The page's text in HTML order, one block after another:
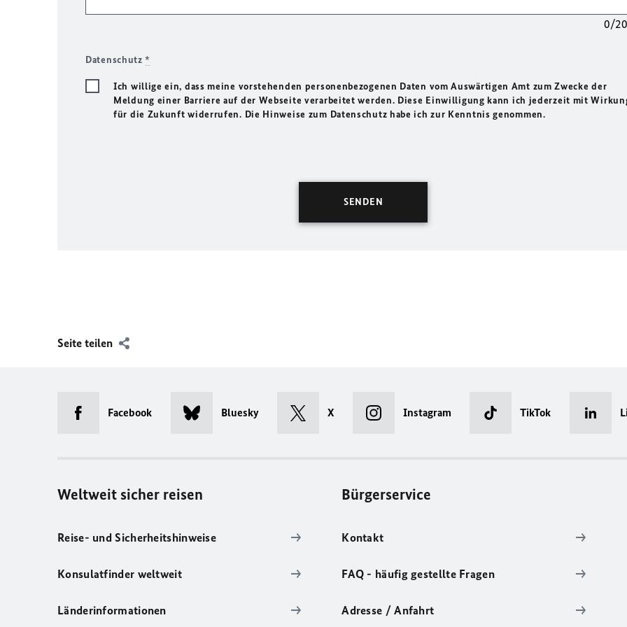
0/
Datenschutz*
Ich willige ein, dass meine vorstehenden personenbezogenen Daten vom Auswärtigen Amt zum Zwecke der
Meldung einer Barriere auf der Webseite verarbeitet werden. Diese Einwilligung kann ich jederzeit mit
für die Zukunft widerrufen. Die Hinweise zum Datenschutz habe ich zur Kenntnis genommen.
Seite teilen
Facebook Bluesky X Instagram TikTok
Weltweit sicher reisen
Reise- und Sicherheitshinweise
Konsulatfinder weltweit
Länderinformationen
Bürgerservice
Kontakt
FAQ - häufig gestellte Fragen
Adresse / Anfahrt